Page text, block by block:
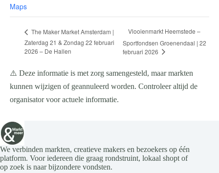
Maps
The Maker Market Amsterdam |
Zaterdag 21 & Zondag 22 februari
2026 – De Hallen
Vlooienmarkt Heemstede –
Sportfondsen Groenendaal | 22
februari 2026
⚠️ Deze informatie is met zorg samengesteld, maar markten
kunnen wijzigen of geannuleerd worden. Controleer altijd de
organisator voor actuele informatie.
We verbinden markten, creatieve makers en bezoekers op één
platform. Voor iedereen die graag rondstruint, lokaal shopt of
op zoek is naar bijzondere vondsten.